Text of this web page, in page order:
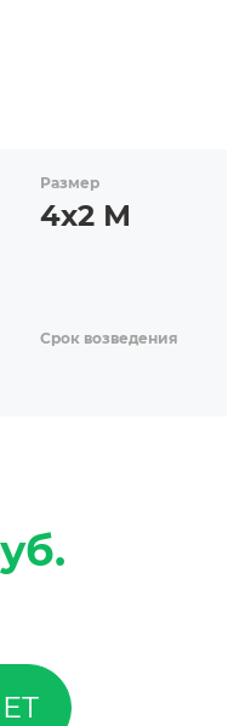
Размер
4х2 М
Срок возведения